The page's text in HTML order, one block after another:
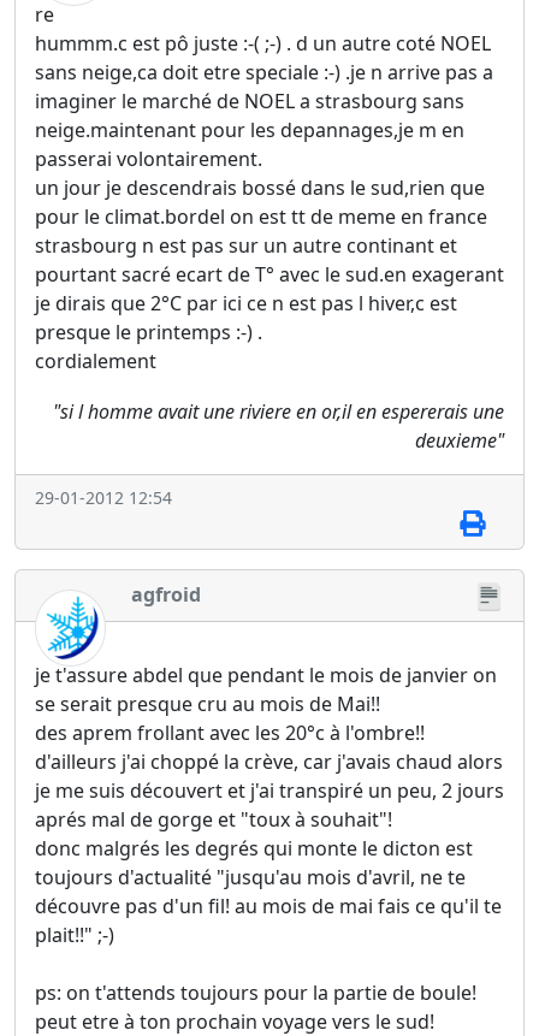
re
hummm.c est pô juste :-( ;-) . d un autre coté NOEL
sans neige,ca doit etre speciale :-) .je n arrive pas a
imaginer le marché de NOEL a strasbourg sans
neige.maintenant pour les depannages,je m en
passerai volontairement.
un jour je descendrais bossé dans le sud,rien que
pour le climat.bordel on est tt de meme en france
strasbourg n est pas sur un autre continant et
pourtant sacré ecart de T° avec le sud.en exagerant
je dirais que 2°C par ici ce n est pas l hiver,c est
presque le printemps :-) .
cordialement
"si l homme avait une riviere en or,il en espererais une
deuxieme"
29-01-2012 12:54
agfroid
je t'assure abdel que pendant le mois de janvier on
se serait presque cru au mois de Mai!!
des aprem frollant avec les 20°c à l'ombre!!
d'ailleurs j'ai choppé la crève, car j'avais chaud alors
je me suis découvert et j'ai transpiré un peu, 2 jours
aprés mal de gorge et "toux à souhait"!
donc malgrés les degrés qui monte le dicton est
toujours d'actualité "jusqu'au mois d'avril, ne te
découvre pas d'un fil! au mois de mai fais ce qu'il te
plait!!" ;-)
ps: on t'attends toujours pour la partie de boule!
peut etre à ton prochain voyage vers le sud!